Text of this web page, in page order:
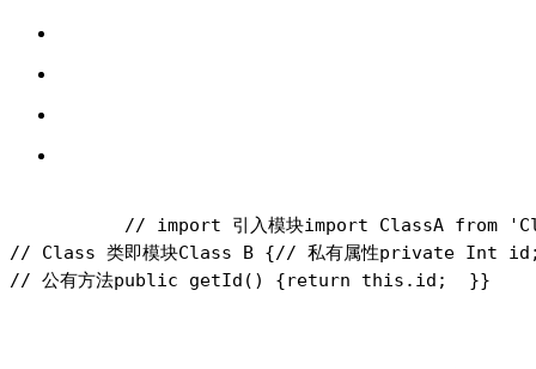
// import 引入模块import ClassA from
// Class 类即模块Class B {// 私有属性private Int
// 公有方法public getId() {return this.id;
  }
}